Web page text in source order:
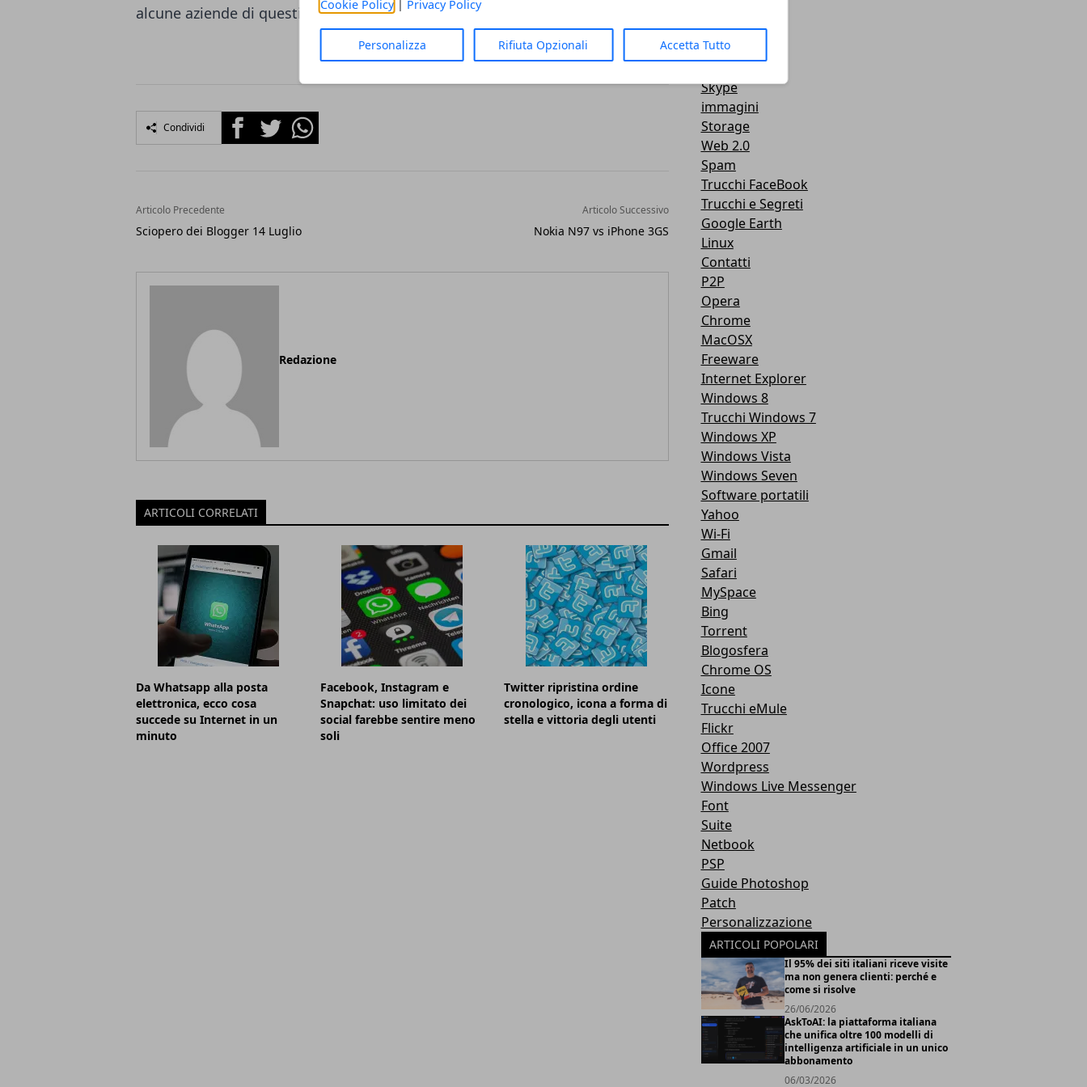
Cookie Policy| Privacy Policy
Personalizza Rifiuta Opzionali Accetta Tutto
alcune aziende di questi servizi disocial network. Buona conversazione
Condividi FacebookTwitterWhatsapp
Articolo Precedente
Sciopero dei Blogger 14 Luglio
Articolo Successivo
Nokia N97 vs iPhone 3GS
Redazione
ARTICOLI CORRELATI
Da Whatsapp alla posta
elettronica, ecco cosa
succede su Internet in un
minuto
Facebook, Instagram e
Snapchat: uso limitato dei
social farebbe sentire meno
soli
Twitter ripristina ordine
cronologico, icona a forma di
stella e vittoria degli utenti
3D
Messenger
Skype
immagini
Storage
Web 2.0
Spam
Trucchi FaceBook
Trucchi e Segreti
Google Earth
Linux
Contatti
P2P
Opera
Chrome
MacOSX
Freeware
Internet Explorer
Windows 8
Trucchi Windows 7
Windows XP
Windows Vista
Windows Seven
Software portatili
Yahoo
Wi-Fi
Gmail
Safari
MySpace
Bing
Torrent
Blogosfera
Chrome OS
Icone
Trucchi eMule
Flickr
Office 2007
Wordpress
Windows Live Messenger
Font
Suite
Netbook
PSP
Guide Photoshop
Patch
Personalizzazione
ARTICOLI POPOLARI
Il 95% dei siti italiani riceve visite
ma non genera clienti: perché e
come si risolve
26/06/2026
AskToAI: la piattaforma italiana
che unifica oltre 100 modelli di
intelligenza artificiale in un unico
abbonamento
06/03/2026